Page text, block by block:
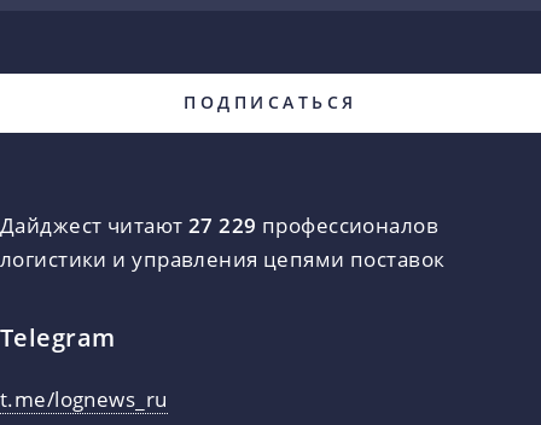
Дайджест читают 27 229 профессионалов
логистики и управления цепями поставок
Telegram
t.me/lognews_ru